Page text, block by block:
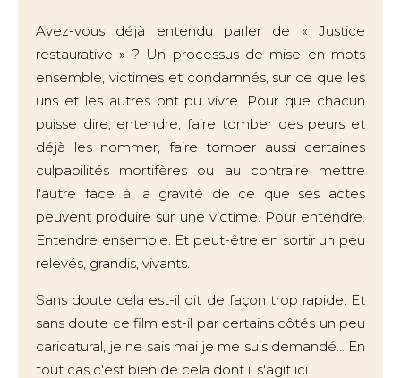
Avez-vous déjà entendu parler de « Justice
restaurative » ? Un processus de mise en mots
ensemble, victimes et condamnés, sur ce que les
uns et les autres ont pu vivre. Pour que chacun
puisse dire, entendre, faire tomber des peurs et
déjà les nommer, faire tomber aussi certaines
culpabilités mortifères ou au contraire mettre
l'autre face à la gravité de ce que ses actes
peuvent produire sur une victime. Pour entendre.
Entendre ensemble. Et peut-être en sortir un peu
relevés, grandis, vivants.
Sans doute cela est-il dit de façon trop rapide. Et
sans doute ce film est-il par certains côtés un peu
caricatural, je ne sais mai je me suis demandé... En
tout cas c'est bien de cela dont il s'agit ici.